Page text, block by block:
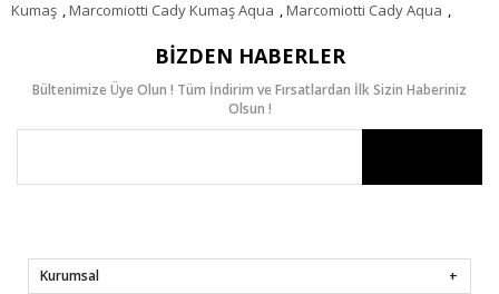
Kumaş ,Marcomiotti Cady Kumaş Aqua ,Marcomiotti Cady Aqua ,
BIZDEN HABERLER
Bültenimize Üye Olun ! Tüm İndirim ve Fırsatlardan İlk Sizin Haberiniz
Olsun !
Kurumsal